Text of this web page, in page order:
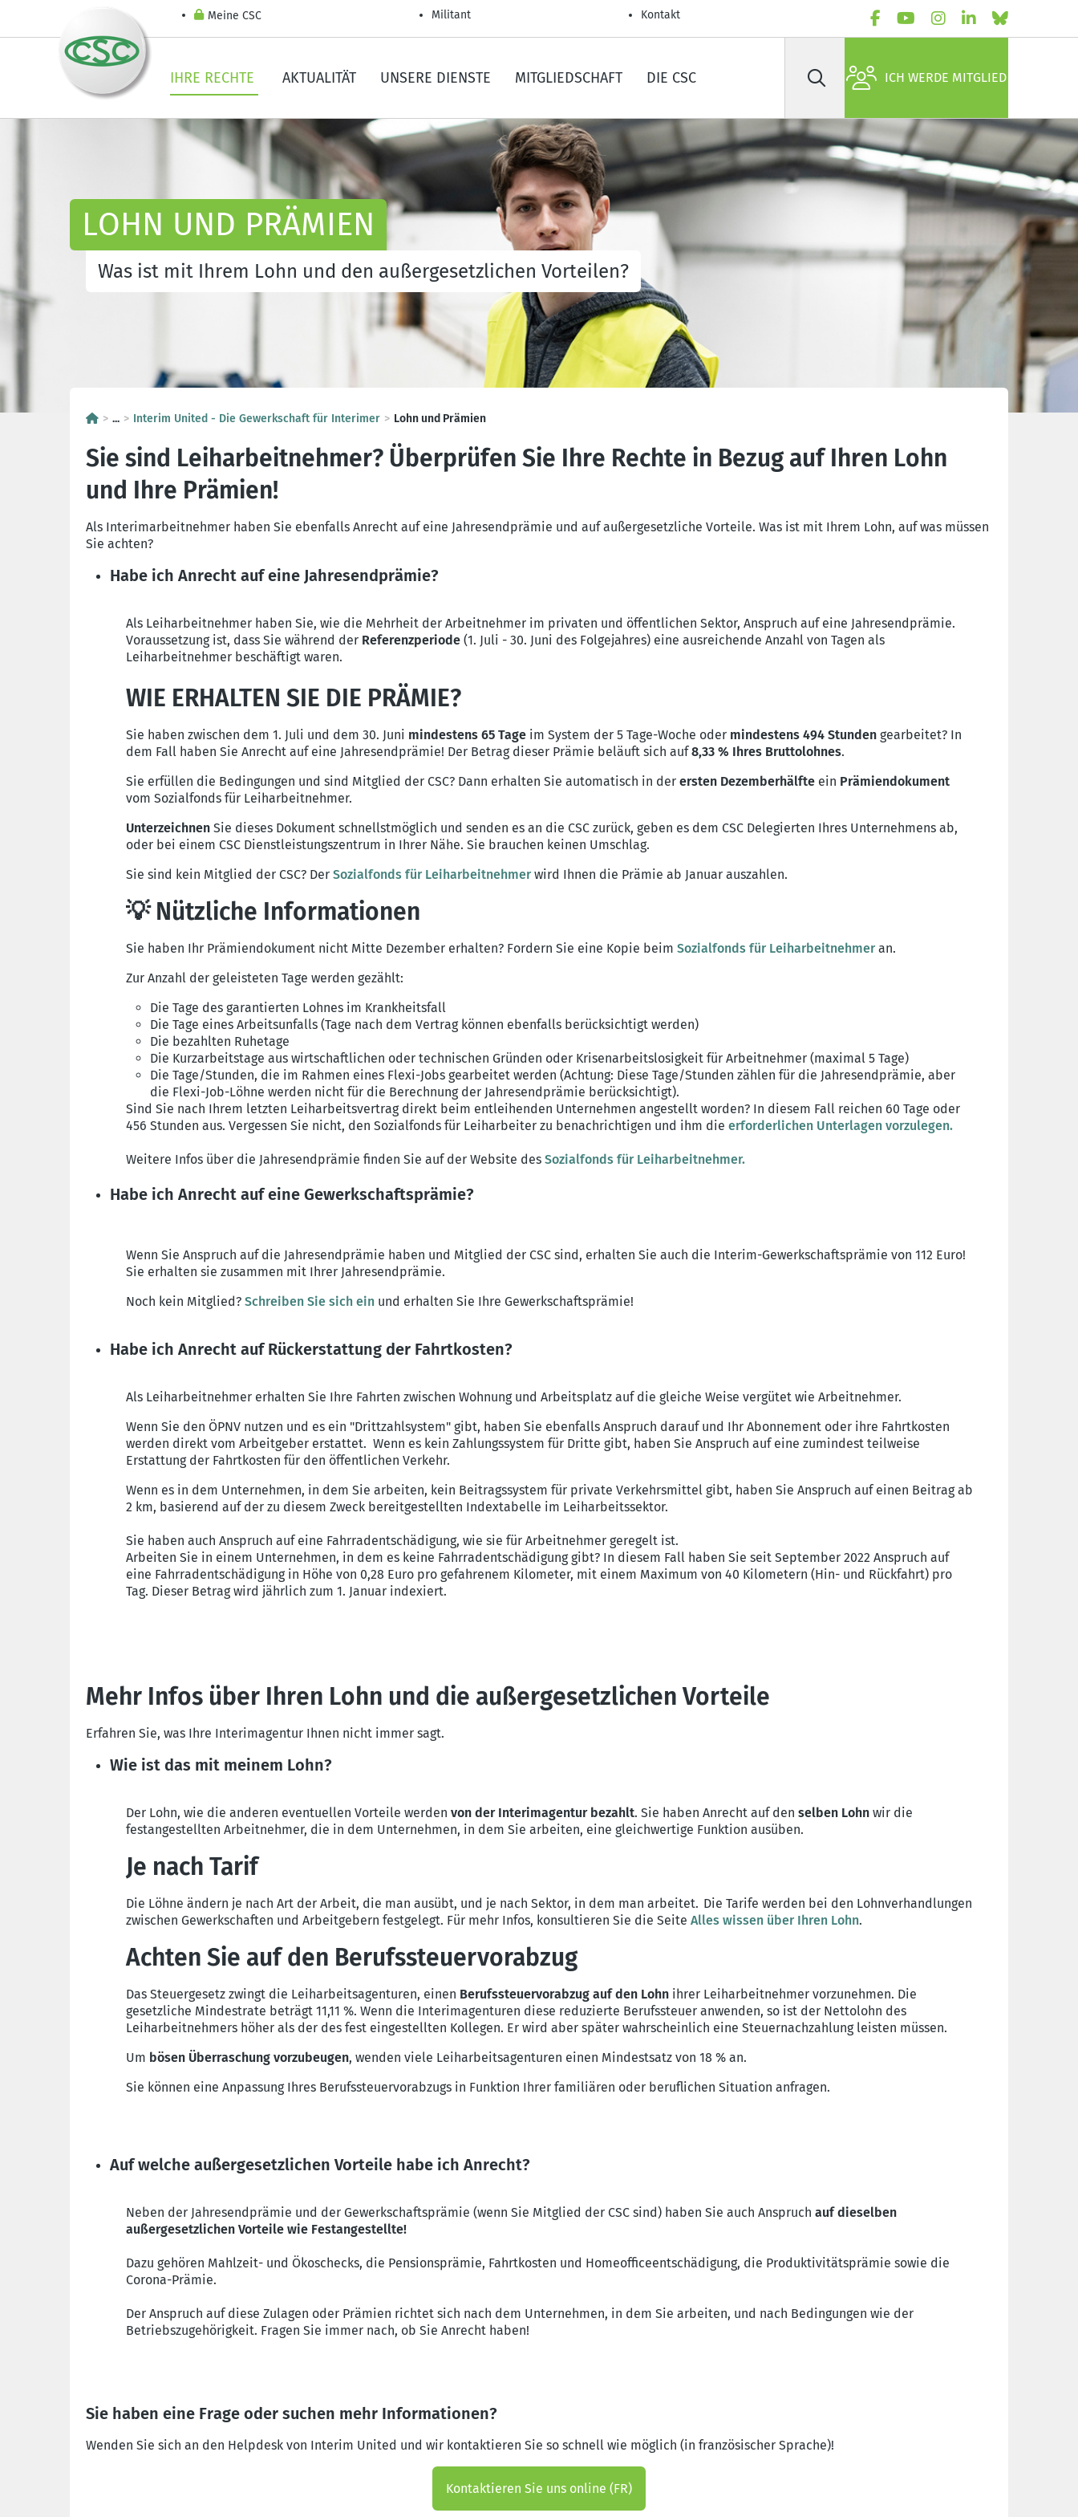
Meine CSC Militant Kontakt
IHRE RECHTE AKTUALITÄT UNSERE DIENSTE MITGLIEDSCHAFT DIE CSC Suche ICH WERDE MITGLIED
LOHN UND PRÄMIEN
Was ist mit Ihrem Lohn und den außergesetzlichen Vorteilen?
... Interim United - Die Gewerkschaft für Interimer Lohn und Prämien
Sie sind Leiharbeitnehmer? Überprüfen Sie Ihre Rechte in Bezug auf Ihren Lohn
und Ihre Prämien!
Als Interimarbeitnehmer haben Sie ebenfalls Anrecht auf eine Jahresendprämie und auf außergesetzliche Vorteile. Was ist mit Ihrem Lohn, auf was müssen
Sie achten?
Habe ich Anrecht auf eine Jahresendprämie?
Als Leiharbeitnehmer haben Sie, wie die Mehrheit der Arbeitnehmer im privaten und öffentlichen Sektor, Anspruch auf eine Jahresendprämie.
Voraussetzung ist, dass Sie während der Referenzperiode (1. Juli - 30. Juni des Folgejahres) eine ausreichende Anzahl von Tagen als
Leiharbeitnehmer beschäftigt waren.
WIE ERHALTEN SIE DIE PRÄMIE?
Sie haben zwischen dem 1. Juli und dem 30. Juni mindestens 65 Tage im System der 5 Tage-Woche oder mindestens 494 Stunden gearbeitet? In
dem Fall haben Sie Anrecht auf eine Jahresendprämie! Der Betrag dieser Prämie beläuft sich auf8,33 % Ihres Bruttolohnes.
Sie erfüllen die Bedingungen und sind Mitglied der CSC? Dann erhalten Sie automatisch in der ersten Dezemberhälfte ein Prämiendokument
vom Sozialfonds für Leiharbeitnehmer.
Unterzeichnen Sie dieses Dokument schnellstmöglich und senden es an die CSC zurück, geben es dem CSC Delegierten Ihres Unternehmens ab,
oder bei einem CSC Dienstleistungszentrum in Ihrer Nähe. Sie brauchen keinen Umschlag.
Sie sind kein Mitglied der CSC? Der Sozialfonds für Leiharbeitnehmerwird Ihnen die Prämie ab Januar auszahlen.
💡 Nützliche Informationen
Sie haben Ihr Prämiendokument nicht Mitte Dezember erhalten? Fordern Sie eine Kopie beim Sozialfonds für Leiharbeitnehmeran.
Zur Anzahl der geleisteten Tage werden gezählt:
Die Tage des garantierten Lohnes im Krankheitsfall
Die Tage eines Arbeitsunfalls (Tage nach dem Vertrag können ebenfalls berücksichtigt werden)
Die bezahlten Ruhetage
Die Kurzarbeitstage aus wirtschaftlichen oder technischen Gründen oder Krisenarbeitslosigkeit für Arbeitnehmer (maximal 5 Tage)
Die Tage/Stunden, die im Rahmen eines Flexi-Jobs gearbeitet werden (Achtung: Diese Tage/Stunden zählen für die Jahresendprämie, aber
die Flexi-Job-Löhne werden nicht für die Berechnung der Jahresendprämie berücksichtigt).
Sind Sie nach Ihrem letzten Leiharbeitsvertrag direkt beim entleihenden Unternehmen angestellt worden? In diesem Fall reichen 60 Tage oder
456 Stunden aus. Vergessen Sie nicht, den Sozialfonds für Leiharbeiter zu benachrichtigen und ihm die erforderlichen Unterlagen vorzulegen.
Weitere Infos über die Jahresendprämie finden Sie auf der Website des Sozialfonds für Leiharbeitnehmer.
Habe ich Anrecht auf eine Gewerkschaftsprämie?
Wenn Sie Anspruch auf die Jahresendprämie haben und Mitglied der CSC sind, erhalten Sie auch die Interim-Gewerkschaftsprämie von 112 Euro!
Sie erhalten sie zusammen mit Ihrer Jahresendprämie.
Noch kein Mitglied? Schreiben Sie sich ein und erhalten Sie Ihre Gewerkschaftsprämie!
Habe ich Anrecht auf Rückerstattung der Fahrtkosten?
Als Leiharbeitnehmer erhalten Sie Ihre Fahrten zwischen Wohnung und Arbeitsplatz auf die gleiche Weise vergütet wie Arbeitnehmer.
Wenn Sie den ÖPNV nutzen und es ein "Drittzahlsystem" gibt, haben Sie ebenfalls Anspruch darauf und Ihr Abonnement oder ihre Fahrtkosten
werden direkt vom Arbeitgeber erstattet. Wenn es kein Zahlungssystem für Dritte gibt, haben Sie Anspruch auf eine zumindest teilweise
Erstattung der Fahrtkosten für den öffentlichen Verkehr.
Wenn es in dem Unternehmen, in dem Sie arbeiten, kein Beitragssystem für private Verkehrsmittel gibt, haben Sie Anspruch auf einen Beitrag ab
2 km, basierend auf der zu diesem Zweck bereitgestellten Indextabelle im Leiharbeitssektor.
Sie haben auch Anspruch auf eine Fahrradentschädigung, wie sie für Arbeitnehmer geregelt ist.
Arbeiten Sie in einem Unternehmen, in dem es keine Fahrradentschädigung gibt? In diesem Fall haben Sie seit September 2022 Anspruch auf
eine Fahrradentschädigung in Höhe von 0,28 Euro pro gefahrenem Kilometer, mit einem Maximum von 40 Kilometern (Hin- und Rückfahrt) pro
Tag. Dieser Betrag wird jährlich zum 1. Januar indexiert.
Mehr Infos über Ihren Lohn und die außergesetzlichen Vorteile
Erfahren Sie, was Ihre Interimagentur Ihnen nicht immer sagt.
Wie ist das mit meinem Lohn?
Der Lohn, wie die anderen eventuellen Vorteile werden von der Interimagentur bezahlt. Sie haben Anrecht auf den selben Lohn wir die
festangestellten Arbeitnehmer, die in dem Unternehmen, in dem Sie arbeiten, eine gleichwertige Funktion ausüben.
Je nach Tarif
Die Löhne ändern je nach Art der Arbeit, die man ausübt, und je nach Sektor, in dem man arbeitet. Die Tarife werden bei den Lohnverhandlungen
zwischen Gewerkschaften und Arbeitgebern festgelegt. Für mehr Infos, konsultieren Sie die Seite Alles wissen über Ihren Lohn.
Achten Sie auf den Berufssteuervorabzug
Das Steuergesetz zwingt die Leiharbeitsagenturen, einen Berufssteuervorabzug auf den Lohn ihrer Leiharbeitnehmer vorzunehmen. Die
gesetzliche Mindestrate beträgt 11,11 %. Wenn die Interimagenturen diese reduzierte Berufssteuer anwenden, so ist der Nettolohn des
Leiharbeitnehmers höher als der des fest eingestellten Kollegen. Er wird aber später wahrscheinlich eine Steuernachzahlung leisten müssen.
Um bösen Überraschung vorzubeugen, wenden viele Leiharbeitsagenturen einen Mindestsatz von 18 % an.
Sie können eine Anpassung Ihres Berufssteuervorabzugs in Funktion Ihrer familiären oder beruflichen Situation anfragen.
Auf welche außergesetzlichen Vorteile habe ich Anrecht?
Neben der Jahresendprämie und der Gewerkschaftsprämie (wenn Sie Mitglied der CSC sind) haben Sie auch Anspruch auf dieselben
außergesetzlichen Vorteile wie Festangestellte!
Dazu gehören Mahlzeit- und Ökoschecks, die Pensionsprämie, Fahrtkosten und Homeofficeentschädigung, die Produktivitätsprämie sowie die
Corona-Prämie.
Der Anspruch auf diese Zulagen oder Prämien richtet sich nach dem Unternehmen, in dem Sie arbeiten, und nach Bedingungen wie der
Betriebszugehörigkeit. Fragen Sie immer nach, ob Sie Anrecht haben!
Sie haben eine Frage oder suchen mehr Informationen?
Wenden Sie sich an den Helpdesk von Interim United und wir kontaktieren Sie so schnell wie möglich (in französischer Sprache)!
Kontaktieren Sie uns online (FR)